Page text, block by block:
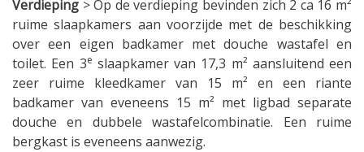
Verdieping > Op de verdieping bevinden zich 2 ca 16 m²
ruime slaapkamers aan voorzijde met de beschikking
over een eigen badkamer met douche wastafel en
toilet. Een 3e slaapkamer van 17,3 m² aansluitend een
zeer ruime kleedkamer van 15 m² en een riante
badkamer van eveneens 15 m² met ligbad separate
douche en dubbele wastafelcombinatie. Een ruime
bergkast is eveneens aanwezig.